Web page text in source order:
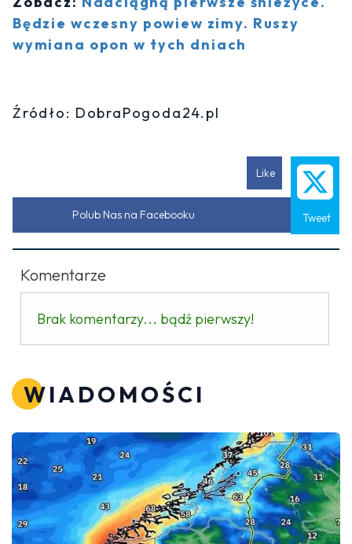
Będzie wczesny powiew zimy. Ruszy
wymiana opon w tych dniach
Źródło: DobraPogoda24.pl
Like
Tweet
Polub Nas na Facebooku
Komentarze
Brak komentarzy... bądź pierwszy!
WIADOMOŚCI